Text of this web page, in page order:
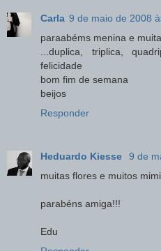
Carla 9 de maio de 2008
paraabéms menina e
...duplica, triplica,
felicidade
bom fim de semana
beijos
Responder
Heduardo Kiesse
9 de
muitas flores e muitos
parabéns amiga!!!
Edu